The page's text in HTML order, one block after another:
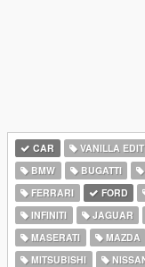
CAR VANILLA EDIT
BMW
BUGATTI
FERRARI
FORD
INFINITI
JAGUAR
MASERATI
MAZDA
MITSUBISHI